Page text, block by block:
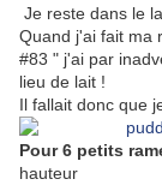
Je reste dans le
Quand j'ai fait ma
#83 " j'ai par
lieu de lait !
Il fallait donc que
Pour 6 petits
hauteur